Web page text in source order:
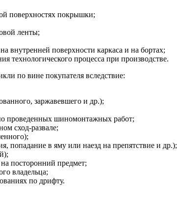
поверхностях покрышки;
ленты;
внутренней поверхности каркаса и на бортах;
процесса при производстве.
по вине покупателя вследствие:
заржавевшего и др.);
проведенных шиномонтажных работ;
сход-развале;
попадание в яму или наезд на препятствие и др.);
посторонний предмет;
владельца;
по дрифту.